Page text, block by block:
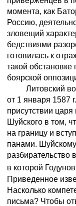
момента, как
Россию,
зловещий
бедствиями
готовилась к
такой
боярской
Литовский
от 1 января 1587
присутствии
Шуйского в том,
на границу и
панами.
разбирательство
в которой
Приведенное
Насколько
письма? Чтобы